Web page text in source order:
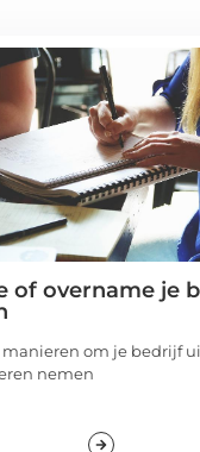
of overname je
manieren om je bedrijf
nemen